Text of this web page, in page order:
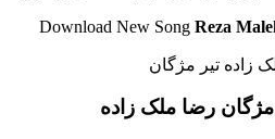
Download New Song Reza
رضا ملک زاده